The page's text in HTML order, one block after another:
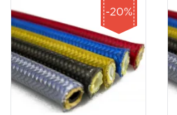
-20%